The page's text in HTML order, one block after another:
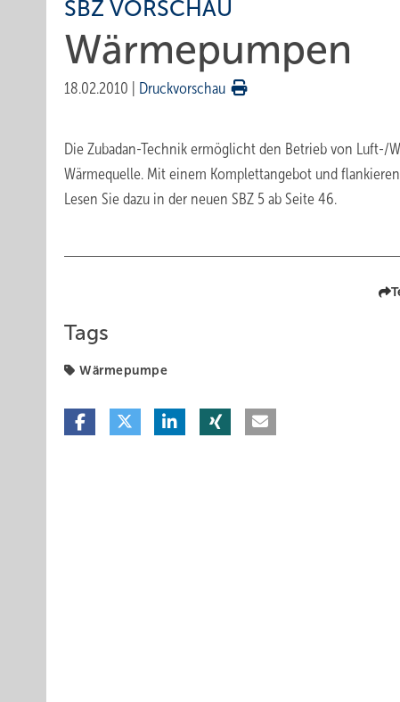
SBZ VORSCHAU
Wärmepumpen
18.02.2010 Druckvorschau
Die Zubadan-Technik ermöglicht den Betrieb von Luft-/
Wärmequelle. Mit einem Komplettangebot und
Lesen Sie dazu in der neuen SBZ 5 ab Seite 46.
Tags
Wärmepumpe